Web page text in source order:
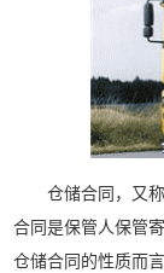
仓储合同，又
合同是保管人保管
仓储合同的性质而